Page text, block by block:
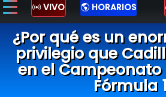
VIVO HORARIOS
¿Por qué es un
privilegio que
en el
Fórmula